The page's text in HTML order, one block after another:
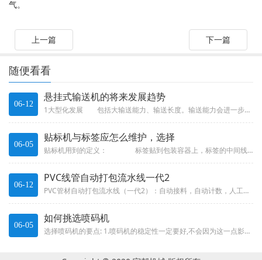
气。
上一篇 下一篇
随便看看
06-12
悬挂式输送机的将来发展趋势
1大型化发展 包括大输送能力、输送长度。输送能力会进一步延长，承载负重会进一步增强，输送长度会进一步增加，团体往大型化...
06-05
贴标机与标签应怎么维护，选择
贴标机用到的定义： 标签贴到包装容器上，标签的中间线与其理论位置的误差在规定范围内，称为正标。统一包装容器上有多张...
06-12
PVC线管自动打包流水线一代2
PVC管材自动打包流水线（一代2）：自动接料，自动计数，人工切换平台、自动整顿，自动放合格证、自动捆扎、自动检重。-石家...
06-05
如何挑选喷码机
选择喷码机的要点: 1.喷码机的稳定性一定要好,不会因为这一点影响您的生产.2.最好和厂家直接合作,可以保证您的维修和售...